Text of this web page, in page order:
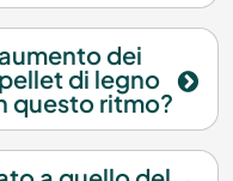
dei
di legno
questo ritmo?